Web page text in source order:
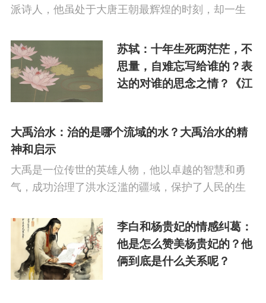
派诗人，他虽处于大唐王朝最辉煌的时刻，却一生
间，终日与友人饮酒赋诗，自得其乐，最终也因招
待来访的好友王昌龄，因酒引发背疮恶化而于当晚
去世。李白和孟浩然都是唐代著名的文学家，他们
的诗歌作品在中国文学史上占有重要地位。李白曾
夫子，风流天下闻。红颜弃轩冕，白首卧松云。
苏轼：十年生死两茫茫，不
思量，自难忘写给谁的？表
达的对谁的思念之情？《江
大禹治水：治的是哪个流域的水？大禹治水的精
神和启示
大禹是一位传世的英雄人物，他以卓越的智慧和勇
气，成功治理了洪水泛滥的疆域，保护了人民的生
史事件，更是一种精神和启示，对于今天的社会和
个人都具有深远的意义。大禹治水的地域大禹治水
的地域主要是中国古代的中原地区，也就是黄河流
域。黄河是中国最大的河流之一，同时也是中国最
李白和杨贵妃的情感纠葛：
他是怎么赞美杨贵妃的？他
俩到底是什么关系呢？